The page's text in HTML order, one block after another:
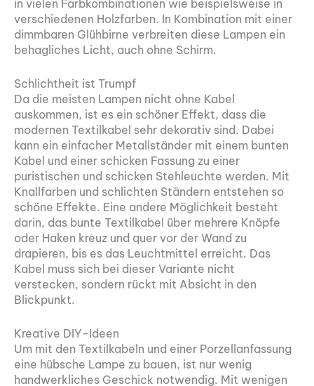
in vielen Farbkombinationen wie beispielsweise in
verschiedenen Holzfarben. In Kombination mit einer
dimmbaren Glühbirne verbreiten diese Lampen ein
behagliches Licht, auch ohne Schirm.
Schlichtheit ist Trumpf
Da die meisten Lampen nicht ohne Kabel
auskommen, ist es ein schöner Effekt, dass die
modernen Textilkabel sehr dekorativ sind. Dabei
kann ein einfacher Metallständer mit einem bunten
Kabel und einer schicken Fassung zu einer
puristischen und schicken Stehleuchte werden. Mit
Knallfarben und schlichten Ständern entstehen so
schöne Effekte. Eine andere Möglichkeit besteht
darin, das bunte Textilkabel über mehrere Knöpfe
oder Haken kreuz und quer vor der Wand zu
drapieren, bis es das Leuchtmittel erreicht. Das
Kabel muss sich bei dieser Variante nicht
verstecken, sondern rückt mit Absicht in den
Blickpunkt.
Kreative DIY-Ideen
Um mit den Textilkabeln und einer Porzellanfassung
eine hübsche Lampe zu bauen, ist nur wenig
handwerkliches Geschick notwendig. Mit wenigen